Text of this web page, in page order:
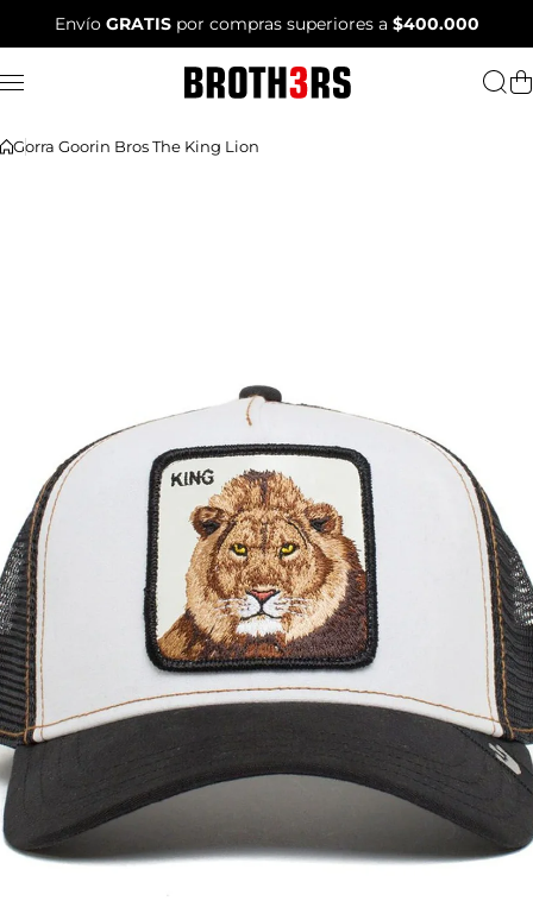
Envío GRATISpor compras superiores a $400.000
Gorra Goorin Bros The King Lion